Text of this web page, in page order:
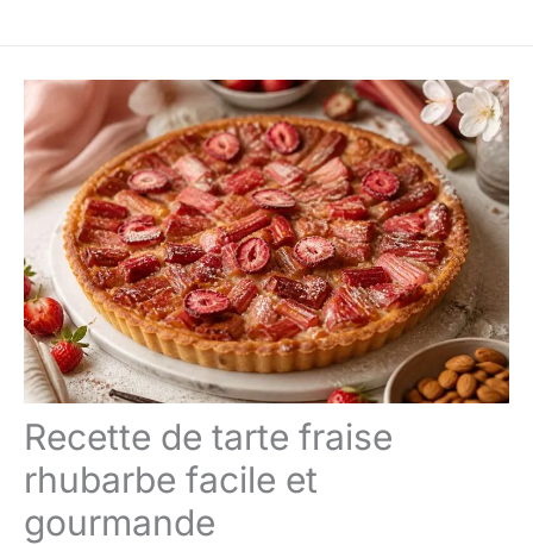
Recette de tarte fraise
rhubarbe facile et
gourmande